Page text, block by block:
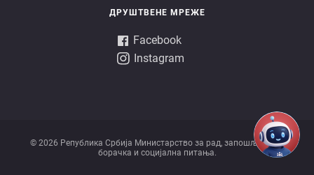
ДРУШТВЕНЕ МРЕЖЕ
Facebook
Instagram
© 2026 Републикa Србијa Министарство за рад, запошљавање,
борачка и социјална питања.